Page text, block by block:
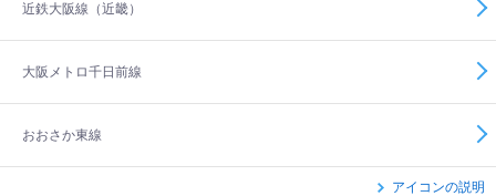
近鉄大阪線（近畿）
大阪メトロ千日前線
おおさか東線
アイコンの説明